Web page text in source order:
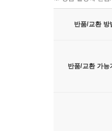
반품/교환 방
반품/교환 가능